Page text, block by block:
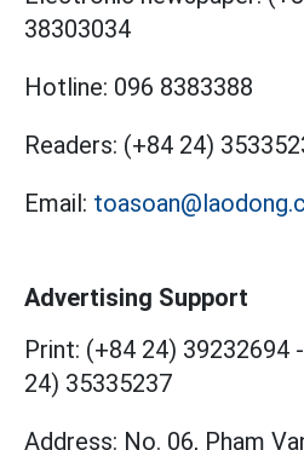
38303034
Hotline: 096 8383388
Readers: (+84 24)
Email:
Advertising Support
Print: (+84 24) 39232694 -
24) 35335237
Address: No. 06, Pham